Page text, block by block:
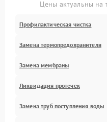
Цены актуальны на
Профилактическая чистка
Замена термопредохранителя
Замена мембраны
Ликвидация протечек
Замена труб поступления воды